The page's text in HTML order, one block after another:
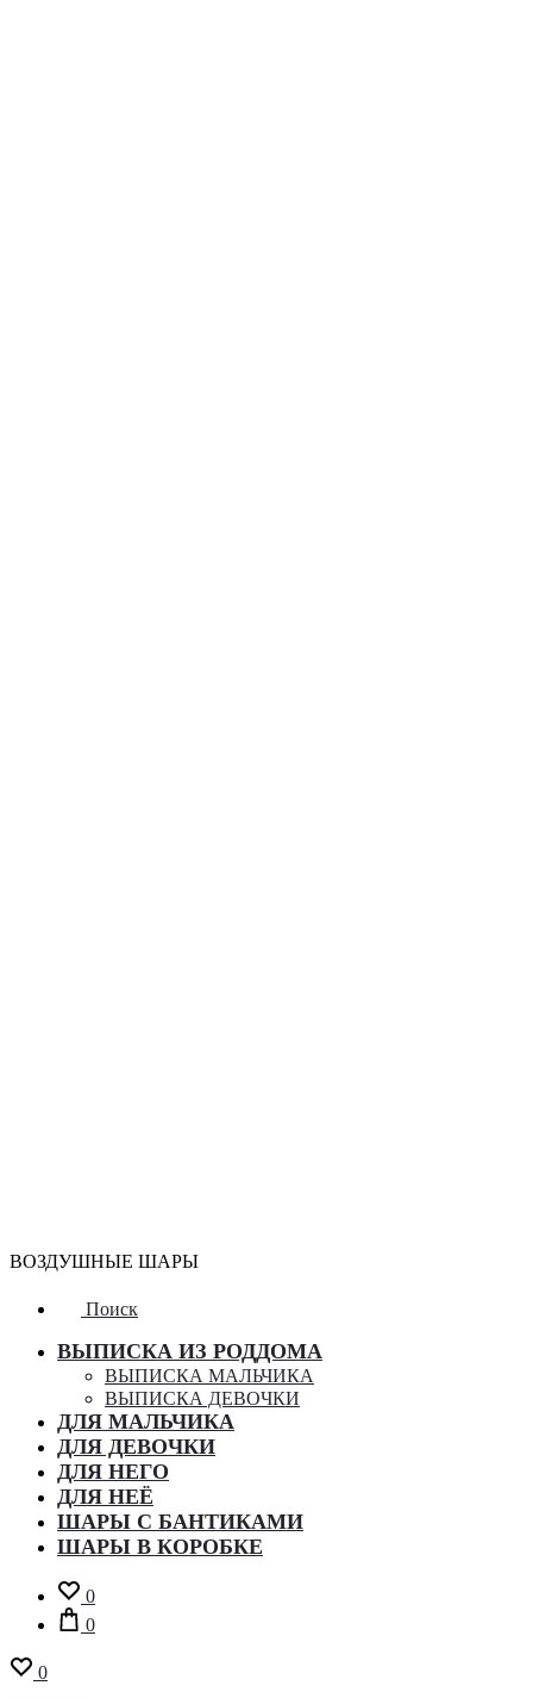
ВОЗДУШНЫЕ ШАРЫ
Поиск
ВЫПИСКА ИЗ РОДДОМА
ВЫПИСКА МАЛЬЧИКА
ВЫПИСКА ДЕВОЧКИ
ДЛЯ МАЛЬЧИКА
ДЛЯ ДЕВОЧКИ
ДЛЯ НЕГО
ДЛЯ НЕЁ
ШАРЫ С БАНТИКАМИ
ШАРЫ В КОРОБКЕ
0
0
0